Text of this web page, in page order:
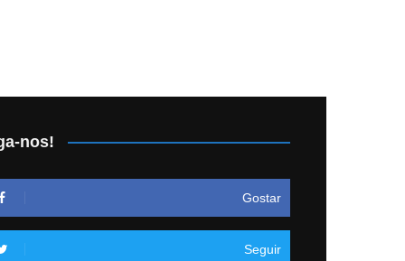
nos!
Gostar
Seguir